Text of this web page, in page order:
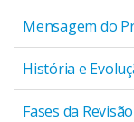
Mensagem do
História e
Fases da